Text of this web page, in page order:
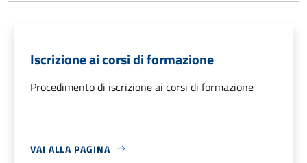
Iscrizione ai corsi di formazione
Procedimento di iscrizione ai corsi di formazione
VAI ALLA PAGINA